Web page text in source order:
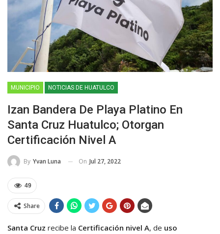
MUNICIPIO NOTICIAS DE HUATULCO
Izan Bandera De Playa Platino En
Santa Cruz Huatulco; Otorgan
Certificación Nivel A
By Yvan Luna On Jul 27, 2022
49
Share
Santa Cruz recibe la Certificación nivel A, de uso